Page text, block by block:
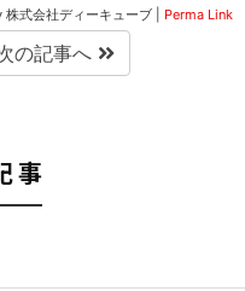
株式会社ディーキューブ Perma Link
の記事へ
事